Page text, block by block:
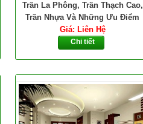
Trần La Phông, Trần Thạch Cao,
Trần Nhựa Và Những Ưu Điểm
Giá: Liên Hệ
Chi tiết